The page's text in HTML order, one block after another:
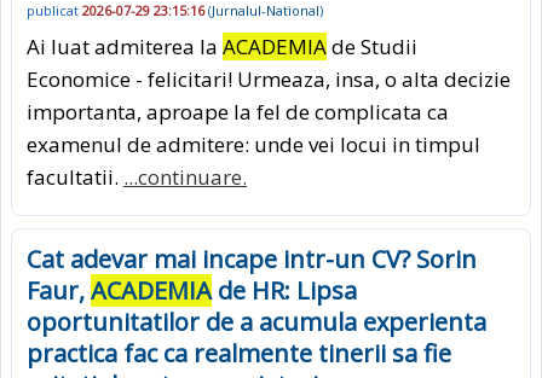
publicat 2026-07-29 23:15:16(Jurnalul-National)
Ai luat admiterea la ACADEMIAde Studii
Economice - felicitari! Urmeaza, insa, o alta decizie
importanta, aproape la fel de complicata ca
examenul de admitere: unde vei locui in timpul
facultatii. ...continuare.
Cat adevar mai incape intr-un CV? Sorin
Faur,ACADEMIAde HR: Lipsa
oportunitatilor de a acumula experienta
practica fac ca realmente tinerii sa fie